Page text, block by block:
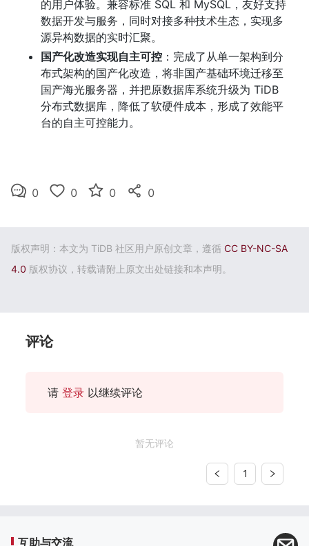
的用户体验。兼容标准 SQL 和 MySQL，友好支持
数据开发与服务，同时对接多种技术生态，实现多
源异构数据的实时汇聚。
国产化改造实现自主可控 ：完成了从单一架构到分
布式架构的国产化改造，将非国产基础环境迁移至
国产海光服务器，并把原数据库系统升级为 TiDB
分布式数据库，降低了软硬件成本，形成了效能平
台的自主可控能力。
0 0 0 0
版权声明：本文为 TiDB 社区用户原创文章，遵循 CC BY-NC-SA
4.0 版权协议，转载请附上原文出处链接和本声明。
评论
请 登录 以继续评论
暂无评论
1
互助与交流